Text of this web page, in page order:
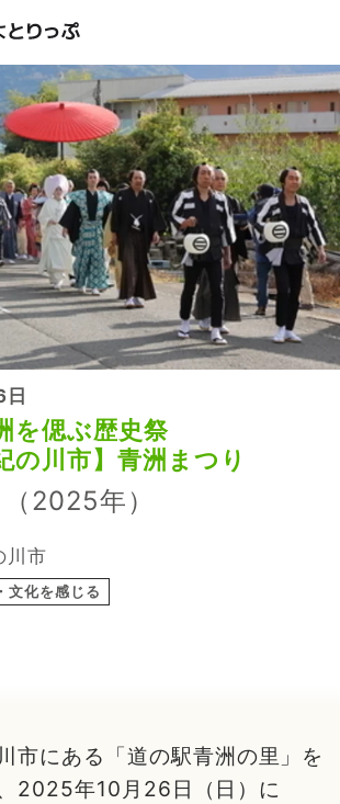
を偲ぶ歴史祭
の川市】青洲まつり
2025年）
川市
文化を感じる
市にある「道の駅青洲の里」を
2025年10月26日（日）に